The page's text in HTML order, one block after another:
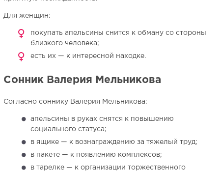
Для женщин:
покупать апельсины снится к обману со стороны
близкого человека;
есть их — к интересной находке.
Сонник Валерия Мельникова
Согласно соннику Валерия Мельникова:
апельсины в руках снятся к повышению
социального статуса;
в ящике — к вознаграждению за тяжелый труд;
в пакете — к появлению комплексов;
в тарелке — к организации торжественного